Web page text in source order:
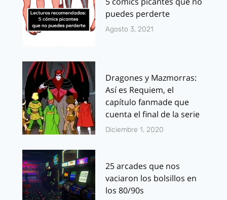
puedes perderte
Agosto 3, 2021
Dragones y Mazmorras:
Así es Requiem, el
capítulo fanmade que
cuenta el final de la serie
Diciembre 1, 2020
25 arcades que nos
vaciaron los bolsillos en
los 80/90s